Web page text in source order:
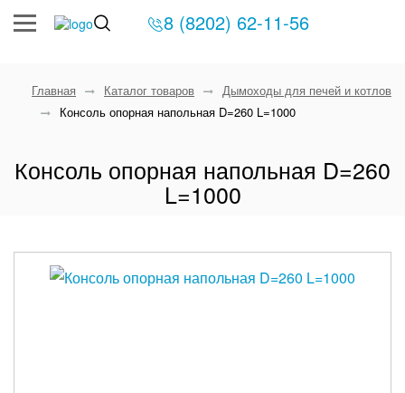
8 (8202) 62-11-56
Главная Каталог товаров
Дымоходы для печей и котлов
Консоль опорная напольная D=260 L=1000
Консоль опорная напольная D=260
L=1000